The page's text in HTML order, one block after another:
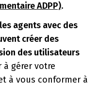
ADPP).
agents avec des
créer des
des utilisateurs
à gérer votre
à vous conformer à